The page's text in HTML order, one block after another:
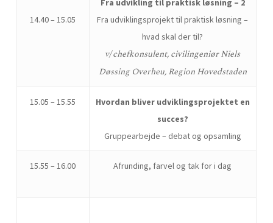
14.40 – 15.05
Fra udvikling til praktisk løsning – 2
Fra udviklingsprojekt til praktisk løsning –
hvad skal der til?
v/ chefkonsulent, civilingeniør Niels
Døssing Overheu, Region Hovedstaden
15.05 – 15.55
Hvordan bliver udviklingsprojektet en
succes?
Gruppearbejde – debat og opsamling
15.55 – 16.00 Afrunding, farvel og tak for i dag